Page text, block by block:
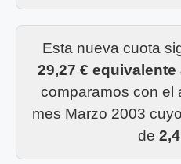
Esta nueva cuota
29,27 € equivalente
comparamos con el
mes Marzo 2003
de